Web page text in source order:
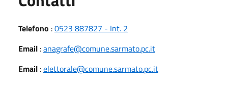
Telefono :0523 887827 - Int. 2
Email :anagrafe@comune.sarmato.pc.it
Email :elettorale@comune.sarmato.pc.it